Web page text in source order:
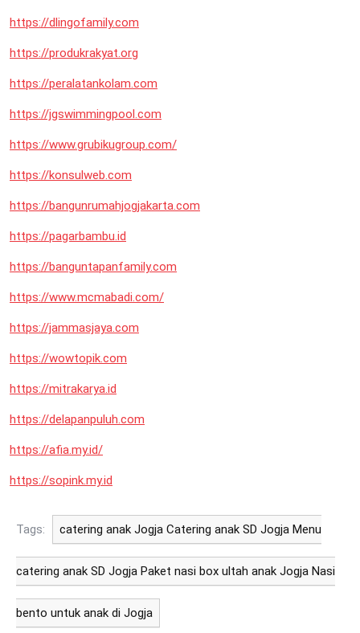
https://dlingofamily.com
https://produkrakyat.org
https://peralatankolam.com
https://jgswimmingpool.com
https://www.grubikugroup.com/
https://konsulweb.com
https://bangunrumahjogjakarta.com
https://pagarbambu.id
https://banguntapanfamily.com
https://www.mcmabadi.com/
https://jammasjaya.com
https://wowtopik.com
https://mitrakarya.id
https://delapanpuluh.com
https://afia.my.id/
https://sopink.my.id
Tags: catering anak Jogja Catering anak SD Jogja Menu
catering anak SD Jogja Paket nasi box ultah anak Jogja Nasi
bento untuk anak di Jogja